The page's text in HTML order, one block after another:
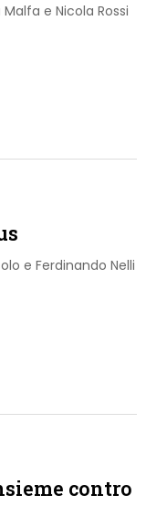
e Nicola Rossi
e Ferdinando Nelli
contro